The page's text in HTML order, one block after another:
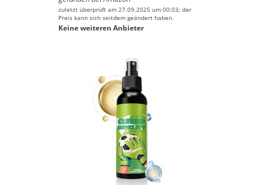
zuletzt überprüft am 27.09.2025 um 00:03; der
Preis kann sich seitdem geändert haben.
Keine weiteren Anbieter